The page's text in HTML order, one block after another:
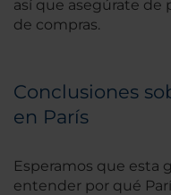
así que asegúrate de
de compras.
Conclusiones
en París
Esperamos que esta
entender por qué